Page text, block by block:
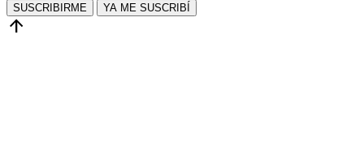
SUSCRIBIRME YA ME SUSCRIBÍ
arrow_upward